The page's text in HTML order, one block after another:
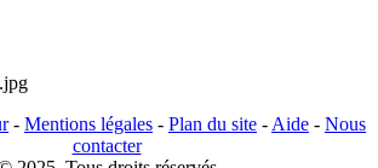
- Mentions légales - Plan du site - Aide - Nous
contacter